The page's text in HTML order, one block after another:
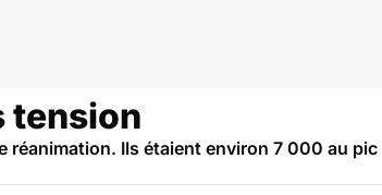
tension
réanimation. Ils étaient environ 7 000 au pic